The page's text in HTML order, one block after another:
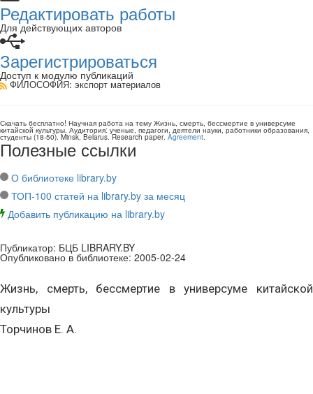
Редактировать работы
Для действующих авторов
Зарегистрироваться
Доступ к модулю публикаций
ФИЛОСОФИЯ: экспорт материалов
Скачать бесплатно! Научная работа на тему Жизнь, смерть, бессмертие в универсуме
китайской культуры. Аудитория: ученые, педагоги, деятели науки, работники образования,
студенты (18-50). Minsk, Belarus.Research paper. Agreement.
Полезные ссылки
О библиотеке library.by
ТОП-100 статей на library.by за месяц
Добавить публикацию на library.by
Публикатор: БЦБ LIBRARY.BY
Опубликовано в библиотеке: 2005-02-24
Жизнь, смерть, бессмертие в универсуме китайской
культуры
Торчинов Е. А.